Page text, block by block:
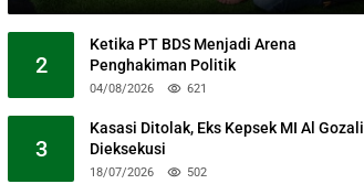
2
Ketika PT BDS Menjadi Arena
Penghakiman Politik
04/08/2026 621
3
Kasasi Ditolak, Eks Kepsek MI Al Gozali
Dieksekusi
18/07/2026 502